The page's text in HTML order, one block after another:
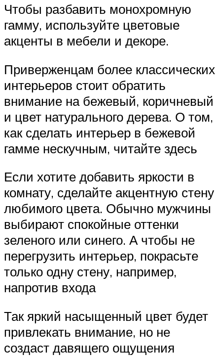
Чтобы разбавить монохромную
гамму, используйте цветовые
акценты в мебели и декоре.
Приверженцам более классических
интерьеров стоит обратить
внимание на бежевый, коричневый
и цвет натурального дерева. О том,
как сделать интерьер в бежевой
гамме нескучным, читайте здесь
Если хотите добавить яркости в
комнату, сделайте акцентную стену
любимого цвета. Обычно мужчины
выбирают спокойные оттенки
зеленого или синего. А чтобы не
перегрузить интерьер, покрасьте
только одну стену, например,
напротив входа
Так яркий насыщенный цвет будет
привлекать внимание, но не
создаст давящего ощущения